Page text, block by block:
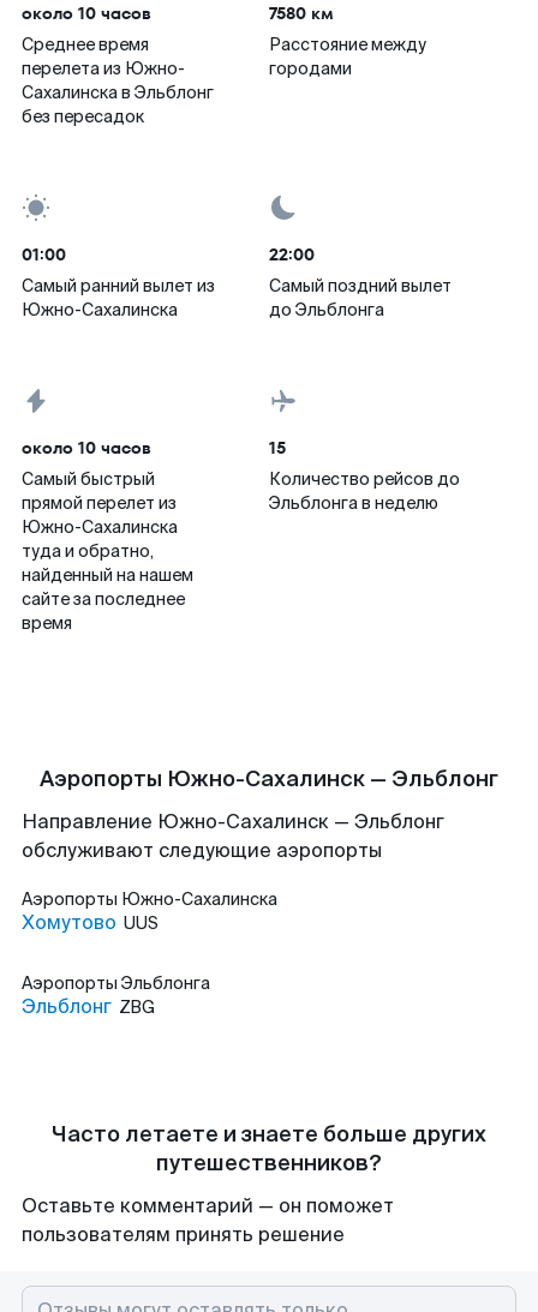
около 10 часов
Среднее время
перелета из Южно-
Сахалинска в Эльблонг
без пересадок
7580 км
Расстояние между
городами
01:00
Самый ранний вылет из
Южно-Сахалинска
22:00
Самый поздний вылет
до Эльблонга
около 10 часов
Самый быстрый
прямой перелет из
Южно-Сахалинска
туда и обратно,
найденный на нашем
сайте за последнее
время
15
Количество рейсов до
Эльблонга в неделю
Аэропорты Южно-Сахалинск — Эльблонг
Направление Южно-Сахалинск — Эльблонг
обслуживают следующие аэропорты
Аэропорты Южно-Сахалинска
Хомутово UUS
Аэропорты Эльблонга
Эльблонг ZBG
Часто летаете и знаете больше других
путешественников?
Оставьте комментарий — он поможет
пользователям принять решение